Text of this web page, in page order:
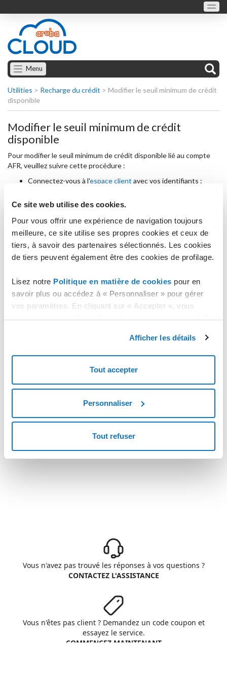
Ce site web utilise des cookies.
Pour vous offrir une expérience de navigation toujours
meilleure, ce site utilise ses propres cookies et ceux de
tiers, à savoir des partenaires sélectionnés. Les cookies
de tiers peuvent également être des cookies de profilage.
Lisez notre Politique en matière de cookies pour en
savoir plus ou accédez à « Personnaliser » pour gérer
vos paramètres. En cliquant sur « Accepter », vous
consentez au stockage de cookies sur votre appareil. En
stockage des cookies nécessaires.
Afficher les détails
Tout accepter
Personnaliser
Tout refuser
Menu
Utilities > Recharge du crédit > Modifier le seuil minimum de crédit
disponible
Modifier le seuil minimum de crédit
disponible
Pour modifier le seuil minimum de crédit disponible lié au compte
AFR, veuillez suivre cette procédure :
Connectez-vous à l'espace client avec vos identifiants :
Sous votre compte, vous trouverez "
MINIMUM ACTIVÉ À X.xx EUROS"
Cliquez sur le montant, vous accédez à la section "Gestion
du crédit
À droite, sous "Seuil d'alerte", vous pouvez voir le seuil
Pour le modifier, cliquez sur le bouton "MODIFIER LE SEUIL
Définissez le nouveau seuil (la valeur ne peut être inférieure
à 5,00 euros), puis confirmez avec le bouton "DÉFINIR
Vous n'avez pas trouvé les réponses à vos questions ?
CONTACTEZ L'ASSISTANCE
Vous n'êtes pas client ? Demandez un code coupon et
essayez le service.
COMMENCEZ MAINTENANT